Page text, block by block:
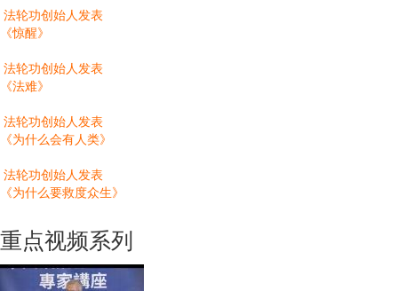
法轮功创始人发表
《惊醒》
法轮功创始人发表
《法难》
法轮功创始人发表
《为什么会有人类》
法轮功创始人发表
《为什么要救度众生》
重点视频系列